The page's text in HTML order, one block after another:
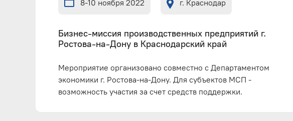
8-10 ноября 2022 г. Краснодар
Бизнес-миссия производственных предприятий г.
Ростова-на-Дону в Краснодарский край
Мероприятие организовано совместно с Департаментом
экономики г. Ростова-на-Дону. Для субъектов МСП -
возможность участия за счет средств поддержки.